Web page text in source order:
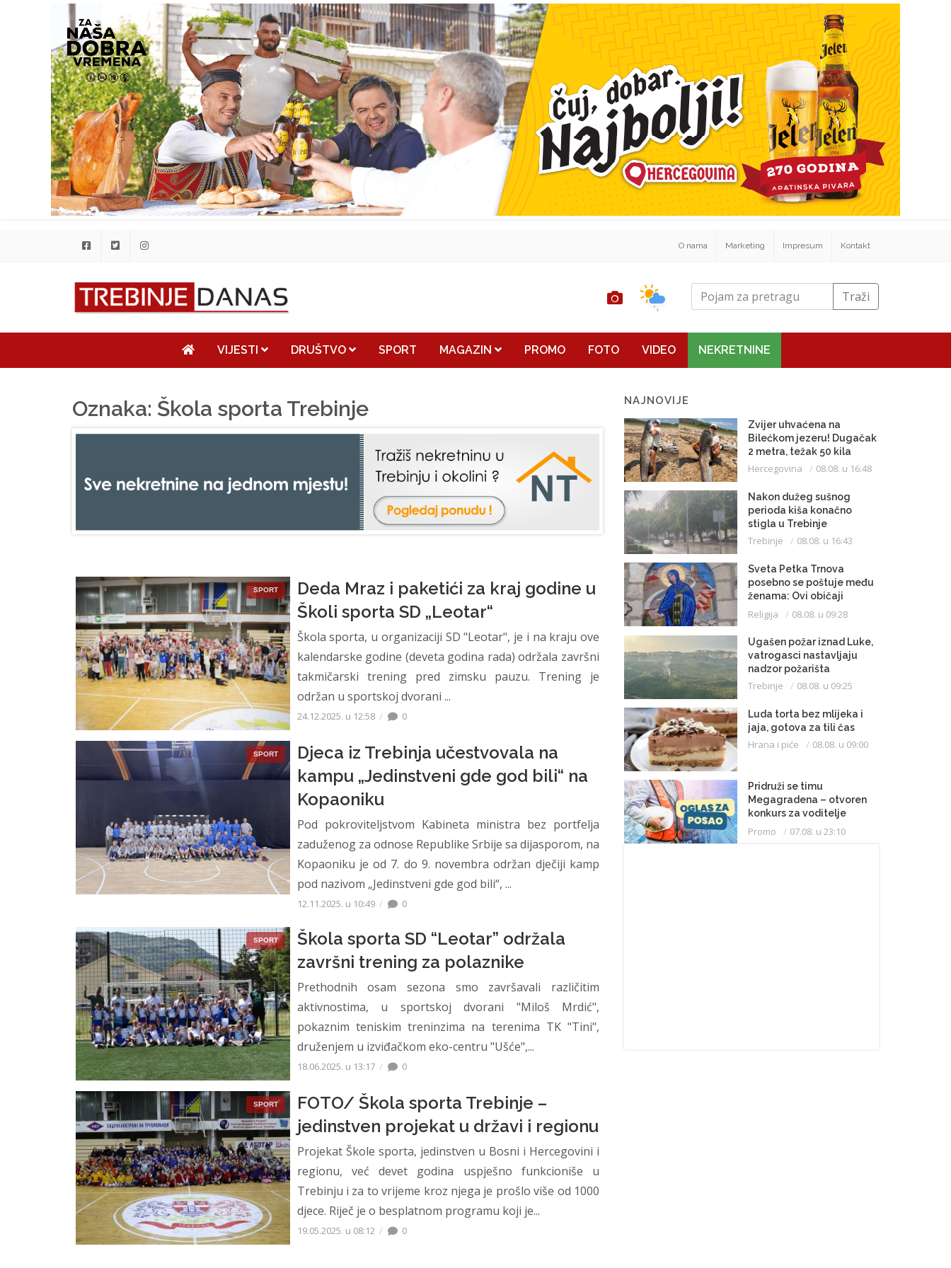
O nama Marketing Impresum Kontakt
Traži
VIJESTI DRUŠTVO SPORT MAGAZIN PROMO FOTO VIDEO NEKRETNINE
Oznaka: Škola sporta Trebinje
SPORT
Deda Mraz i paketići za kraj godine u
Školi sporta SD „Leotar“
Škola sporta, u organizaciji SD "Leotar", je i na kraju ove
kalendarske godine (deveta godina rada) održala završni
takmičarski trening pred zimsku pauzu. Trening je
održan u sportskoj dvorani ...
24.12.2025. u 12:58 0
SPORT
Djeca iz Trebinja učestvovala na
kampu „Jedinstveni gde god bili“ na
Kopaoniku
Pod pokroviteljstvom Kabineta ministra bez portfelja
zaduženog za odnose Republike Srbije sa dijasporom, na
Kopaoniku je od 7. do 9. novembra održan dječiji kamp
pod nazivom „Jedinstveni gde god bili“, ...
12.11.2025. u 10:49 0
SPORT
Škola sporta SD “Leotar” održala
završni trening za polaznike
Prethodnih osam sezona smo završavali različitim
aktivnostima, u sportskoj dvorani "Miloš Mrdić",
pokaznim teniskim treninzima na terenima TK "Tini",
druženjem u izviđačkom eko-centru "Ušće",...
18.06.2025. u 13:17 0
SPORT
FOTO/ Škola sporta Trebinje –
jedinstven projekat u državi i regionu
Projekat Škole sporta, jedinstven u Bosni i Hercegovini i
regionu, već devet godina uspješno funkcioniše u
Trebinju i za to vrijeme kroz njega je prošlo više od 1000
djece. Riječ je o besplatnom programu koji je...
19.05.2025. u 08:12 0
NAJNOVIJE
Zvijer uhvaćena na
Bilećkom jezeru! Dugačak
2 metra, težak 50 kila
Hercegovina 08.08. u 16:48
Nakon dužeg sušnog
perioda kiša konačno
stigla u Trebinje
Trebinje 08.08. u 16:43
Sveta Petka Trnova
posebno se poštuje među
ženama: Ovi običaji
vijekovima se čuvaju
Religija 08.08. u 09:28
Ugašen požar iznad Luke,
vatrogasci nastavljaju
nadzor požarišta
Trebinje 08.08. u 09:25
Luda torta bez mlijeka i
jaja, gotova za tili čas
Hrana i piće 08.08. u 09:00
Pridruži se timu
Megagradena – otvoren
konkurs za voditelje
gradilišta
Promo 07.08. u 23:10